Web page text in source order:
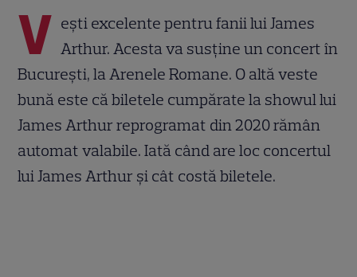
V ești excelente pentru fanii lui James
Arthur. Acesta va susține un concert în
București, la Arenele Romane. O altă veste
bună este că biletele cumpărate la showul lui
James Arthur reprogramat din 2020 rămân
automat valabile. Iată când are loc concertul
lui James Arthur și cât costă biletele.